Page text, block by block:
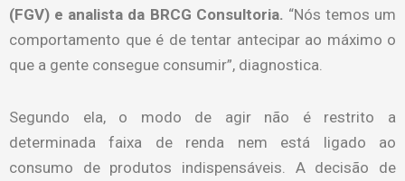
(FGV) e analista da BRCG Consultoria. “Nós temos um
comportamento que é de tentar antecipar ao máximo o
que a gente consegue consumir”, diagnostica.
Segundo ela, o modo de agir não é restrito a
determinada faixa de renda nem está ligado ao
consumo de produtos indispensáveis. A decisão de